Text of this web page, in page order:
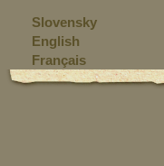
Slovensky
English
Français